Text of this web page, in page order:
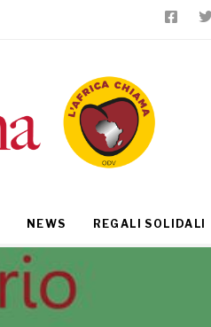
NEWS REGALI SOLIDALI